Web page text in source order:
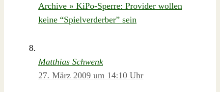
Archive » KiPo-Sperre: Provider wollen
keine “Spielverderber” sein
Matthias Schwenk
27. März 2009 um 14:10 Uhr